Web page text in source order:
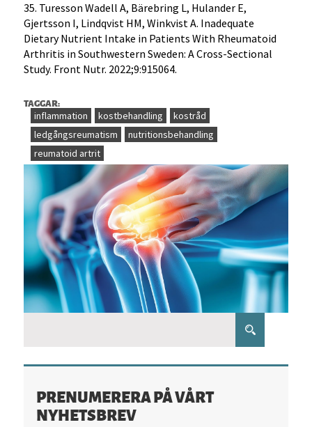
35. Turesson Wadell A, Bärebring L, Hulander E,
Gjertsson I, Lindqvist HM, Winkvist A. Inadequate
Dietary Nutrient Intake in Patients With Rheumatoid
Arthritis in Southwestern Sweden: A Cross-Sectional
Study. Front Nutr. 2022;9:915064.
TAGGAR:
inflammation kostbehandling
kostråd
ledgångsreumatism
nutritionsbehandling
reumatoid artrit
PRENUMERERA PÅ VÅRT
NYHETSBREV